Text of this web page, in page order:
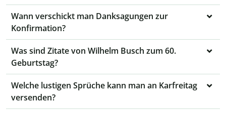
Wann verschickt man Danksagungen zur
Konfirmation?
Was sind Zitate von Wilhelm Busch zum 60.
Geburtstag?
Welche lustigen Sprüche kann man an Karfreitag
versenden?